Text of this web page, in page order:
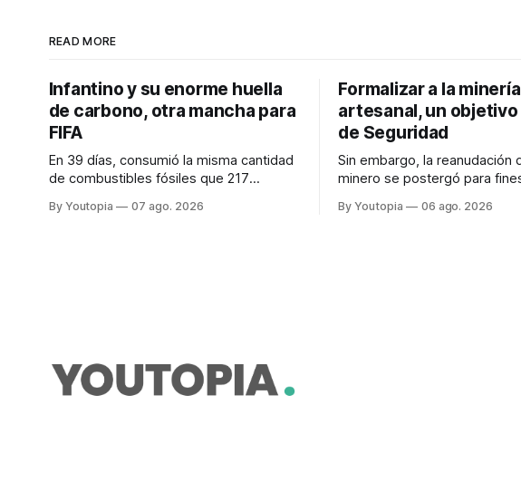
READ MORE
Infantino y su enorme huella
de carbono, otra mancha para
FIFA
En 39 días, consumió la misma cantidad
de combustibles fósiles que 217
desproporcionado del transporte aéreo
By Youtopia 07 ago. 2026
Formalizar a la minería
artesanal, un objetivo
de Seguridad
Sin embargo, la reanudación
minero se postergó para
con la "Estrategia de
By Youtopia 06 ago. 2026